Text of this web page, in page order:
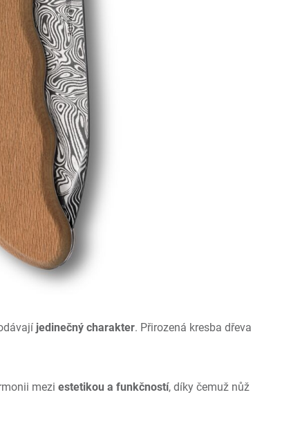
jedinečný charakter. Přirozená kresba dřeva
mezi estetikou a funkčností, díky čemuž nůž